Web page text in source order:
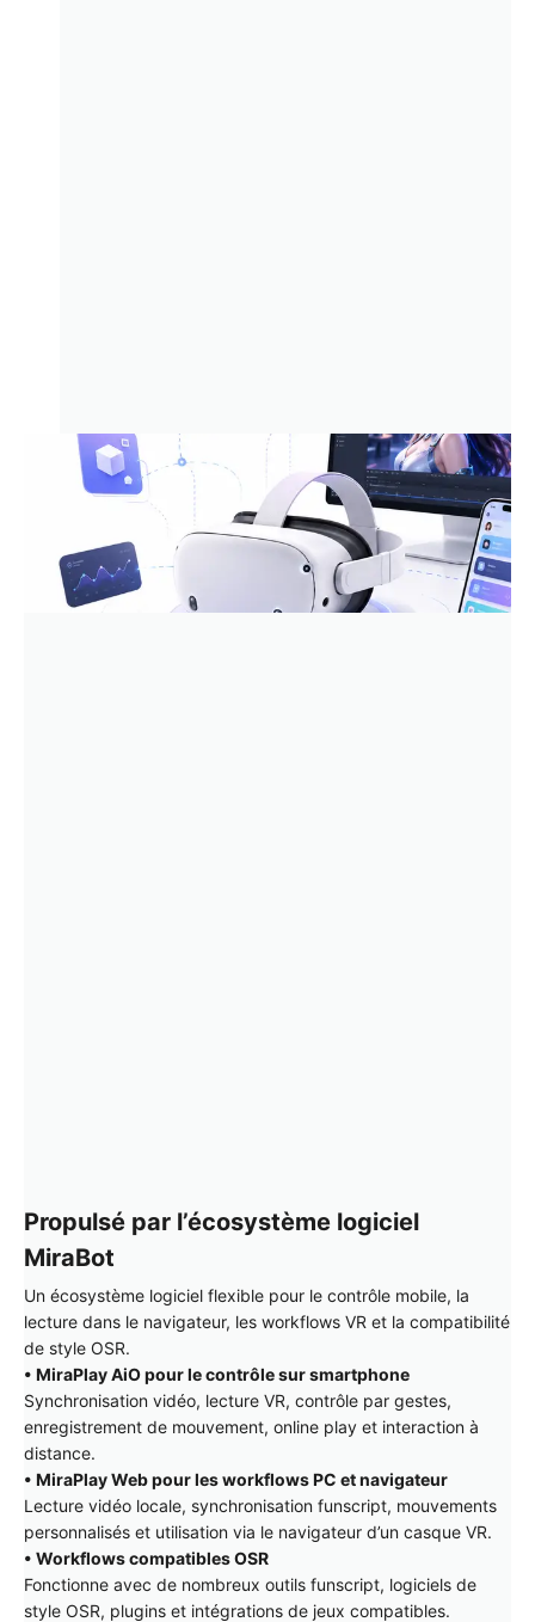
Propulsé par l’écosystème logiciel
MiraBot
Un écosystème logiciel flexible pour le contrôle mobile, la
lecture dans le navigateur, les workflows VR et la compatibilité
de style OSR.
• MiraPlay AiO pour le contrôle sur smartphone
Synchronisation vidéo, lecture VR, contrôle par gestes,
enregistrement de mouvement, online play et interaction à
distance.
• MiraPlay Web pour les workflows PC et navigateur
Lecture vidéo locale, synchronisation funscript, mouvements
personnalisés et utilisation via le navigateur d’un casque VR.
• Workflows compatibles OSR
Fonctionne avec de nombreux outils funscript, logiciels de
style OSR, plugins et intégrations de jeux compatibles.